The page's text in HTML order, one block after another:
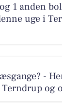
1 anden
uge i
-
og